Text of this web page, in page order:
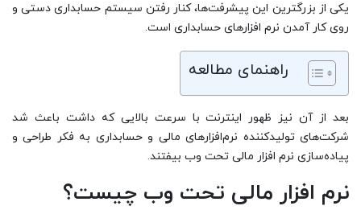
یکی از بزرگترین این پیشرفت‌ها، کنار رفتن سیستم حسابداری دستی و
روی کار آمدن نرم افزارهای حسابداری است.
راهنمای مطالعه
بعد از آن نیز ظهور اینترنت با سرعت بالایی که داشت باعث شد
شرکت‌های تولیدکننده نرم‌افزارهای مالی و حسابداری به فکر طراحی و
پیاده‌سازی نرم افزار مالی تحت وب بیفتند.
نرم افزار مالی تحت وب چیست؟